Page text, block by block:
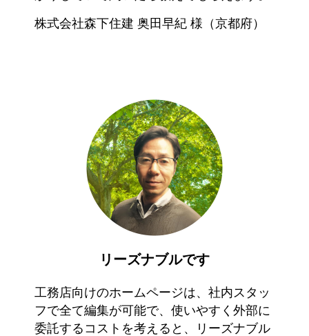
株式会社森下住建 奥田早紀 様（京都府）
リーズナブルです
工務店向けのホームページは、社内スタッ
フで全て編集が可能で、使いやすく外部に
委託するコストを考えると、リーズナブル